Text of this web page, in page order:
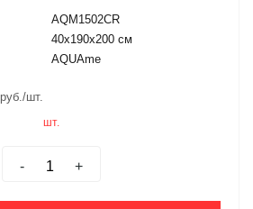
AQM1502CR
40х190х200 см
AQUAme
руб./шт.
шт.
- +